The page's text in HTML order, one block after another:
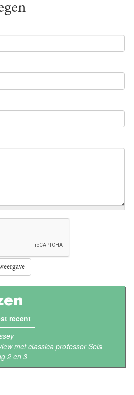
tabblad)
recent
met classica professor Sels
2 en 3